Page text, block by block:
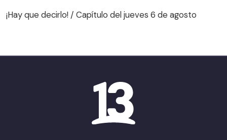
¡Hay que decirlo! / Capítulo del jueves 6 de agosto